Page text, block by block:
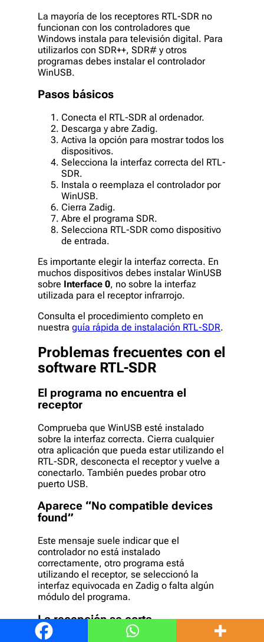
La mayoría de los receptores RTL-SDR no
funcionan con los controladores que
Windows instala para televisión digital. Para
utilizarlos con SDR++, SDR# y otros
programas debes instalar el controlador
WinUSB.
Pasos básicos
Conecta el RTL-SDR al ordenador.
Descarga y abre Zadig.
Activa la opción para mostrar todos los
dispositivos.
Selecciona la interfaz correcta del RTL-
SDR.
Instala o reemplaza el controlador por
WinUSB.
Cierra Zadig.
Abre el programa SDR.
Selecciona RTL-SDR como dispositivo
de entrada.
Es importante elegir la interfaz correcta. En
muchos dispositivos debes instalar WinUSB
sobre Interface 0, no sobre la interfaz
utilizada para el receptor infrarrojo.
Consulta el procedimiento completo en
nuestra guía rápida de instalación RTL-SDR.
Problemas frecuentes con el
software RTL-SDR
El programa no encuentra el
receptor
Comprueba que WinUSB esté instalado
sobre la interfaz correcta. Cierra cualquier
otra aplicación que pueda estar utilizando el
RTL-SDR, desconecta el receptor y vuelve a
conectarlo. También puedes probar otro
puerto USB.
Aparece “No compatible devices
found”
Este mensaje suele indicar que el
controlador no está instalado
correctamente, otro programa está
utilizando el receptor, se seleccionó la
interfaz equivocada en Zadig o falta algún
módulo del programa.
La recepción se corta